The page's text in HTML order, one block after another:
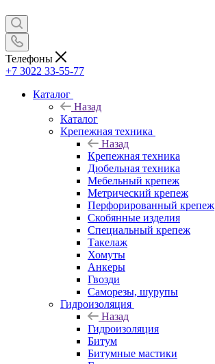
Телефоны
+7 3022 33-55-77
Каталог
Назад
Каталог
Крепежная техника
Назад
Крепежная техника
Дюбельная техника
Мебельный крепеж
Метрический крепеж
Перфорированный крепеж
Скобянные изделия
Специальный крепеж
Такелаж
Хомуты
Анкеры
Гвозди
Саморезы, шурупы
Гидроизоляция
Назад
Гидроизоляция
Битум
Битумные мастики